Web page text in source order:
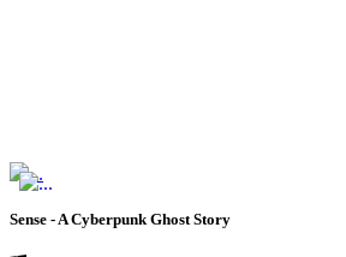
Sense - A Cyberpunk Ghost Story